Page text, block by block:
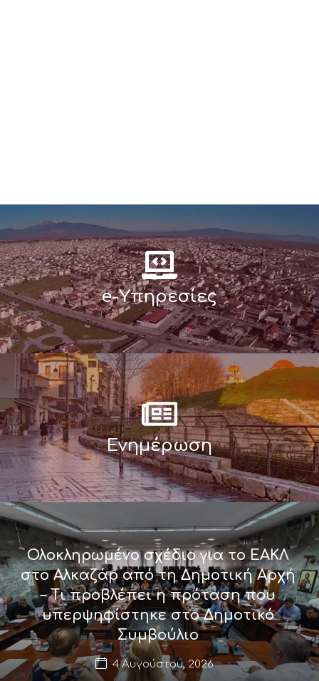
Ολοκληρωμένο σχέδιο για το ΕΑΚΛ
στο Αλκαζάρ από τη Δημοτική Αρχή
– Τι προβλέπει η πρόταση που
υπερψηφίστηκε στο Δημοτικό
Συμβούλιο
4 Αυγούστου, 2026
e-Υπηρεσίες
Ενημέρωση